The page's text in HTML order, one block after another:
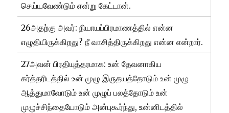
செய்யவேண்டும் என்று கேட்டான்.
26அதற்கு அவர்: நியாயப்பிரமாணத்தில் என்ன
எழுதியிருக்கிறது? நீ வாசித்திருக்கிறது என்ன என்றார்.
27அவன் பிரதியுத்தரமாக: உன் தேவனாகிய
கர்த்தரிடத்தில் உன் முழு இருதயத்தோடும் உன் முழு
ஆத்துமாவோடும் உன் முழுப் பலத்தோடும் உன்
முழுச்சிந்தையோடும் அன்புகூர்ந்து, உன்னிடத்தில்